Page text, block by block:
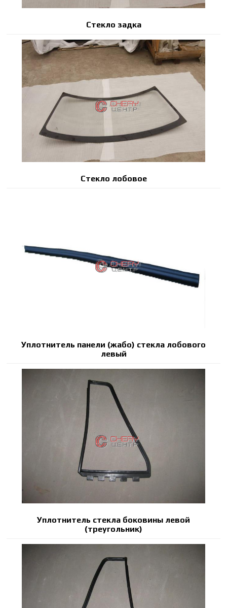
Стекло задка
Стекло лобовое
Уплотнитель панели (жабо) стекла лобового
левый
Уплотнитель стекла боковины левой
(треугольник)